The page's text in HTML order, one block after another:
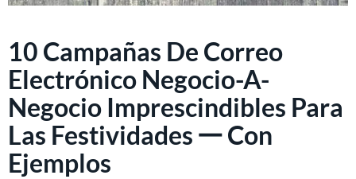
10 Campañas De Correo
Electrónico Negocio-A-
Negocio Imprescindibles Para
Las Festividades 𑁋 Con
Ejemplos